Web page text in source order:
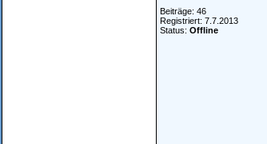
Beiträge: 46
Registriert: 7.7.2013
Status: Offline